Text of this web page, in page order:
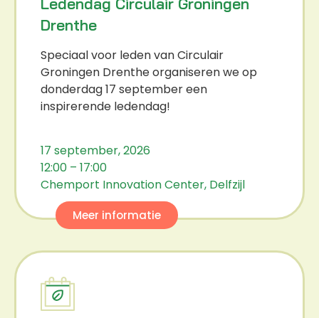
Drenthe
Speciaal voor leden van Circulair
Groningen Drenthe organiseren we op
donderdag 17 september een
inspirerende ledendag!
17 september, 2026
12:00 – 17:00
Chemport Innovation Center, Delfzijl
Meer informatie